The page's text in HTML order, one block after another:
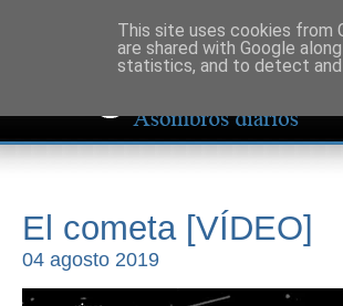
El cometa [VÍDEO]
04 agosto 2019
This site uses cookies from
are shared with Google
statistics, and to detect and